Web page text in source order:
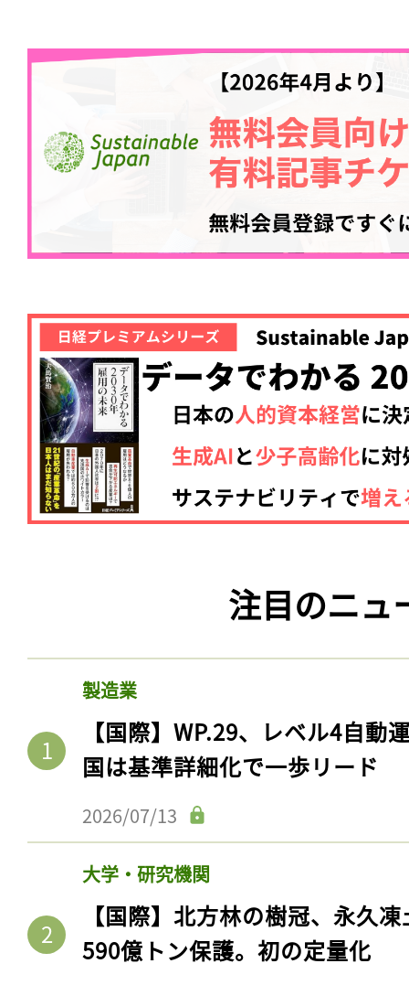
注目のニュ
製造業
【国際】WP.29、レベル4自動
国は基準詳細化で一歩リード
2026/07/13
大学・研究機関
【国際】北方林の樹冠、永久
590億トン保護。初の定量化